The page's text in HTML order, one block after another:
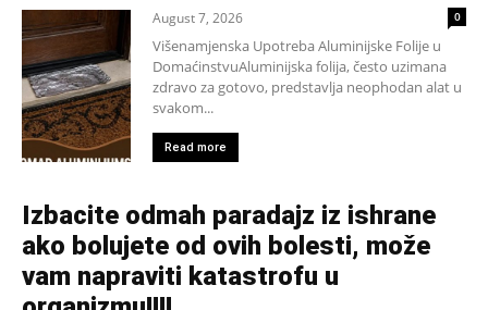
August 7, 2026 0
Višenamjenska Upotreba Aluminijske Folije u
DomaćinstvuAluminijska folija, često uzimana
zdravo za gotovo, predstavlja neophodan alat u
svakom...
Read more
Izbacite odmah paradajz iz ishrane
ako bolujete od ovih bolesti, može
vam napraviti katastrofu u